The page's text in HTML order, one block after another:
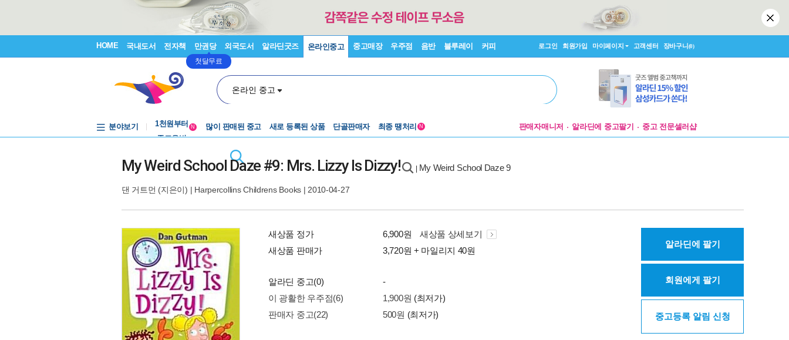
HOME 국내도서 전자책 만권당
첫달무료
외국도서 알라딘굿즈 온라인중고 중고매장 우주점 음반 블루레이 커피 로그인 회원가입 마이페이지 고객센터 장바구니(0)
온라인 중고
분야보기
중고음반
중고음반
N 많이 판매된 중고 새로 등록된 상품 단골판매자 최종 땡처리 N 판매자매니저 알라딘에 중고팔기 중고 전문셀러샵
My Weird School Daze #9: Mrs. Lizzy Is Dizzy! My Weird School Daze 9
댄 거트먼 (지은이) | Harpercollins Childrens Books| 2010-04-27
새상품 정가 6,900원
새상품 상세보기
새상품 판매가
3,720원 + 마일리지 40원
알라딘 중고(0)
-
이 광활한 우주점(6)
1,900원 (최저가)
판매자 중고(22)
500원 (최저가)
알라딘에 팔기
회원에게 팔기
중고등록 알림 신청